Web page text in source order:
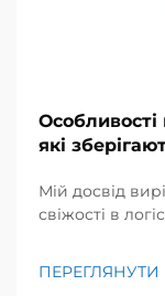
Особливості
які
Мій досвід
свіжості в
багатьох років
ПЕРЕГЛЯНУТИ